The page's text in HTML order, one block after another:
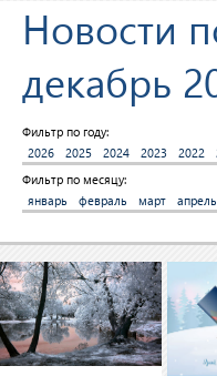
Новости
декабрь
Фильтр по году:
2026
2025 2024 2023 2022
Фильтр по месяцу:
январь
февраль март апрель